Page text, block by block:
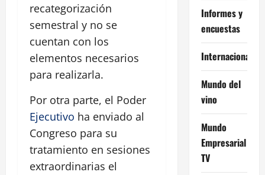
recategorización
semestral y no se
cuentan con los
elementos necesarios
para realizarla.
Por otra parte, el Poder
Ejecutivo ha enviado al
Congreso para su
tratamiento en sesiones
extraordinarias el
Informes y
encuestas
Internacional
Mundo del
vino
Mundo
Empresarial
TV